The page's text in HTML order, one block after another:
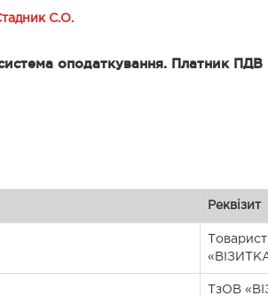
С.О.
оподаткування. Платник ПДВ
Реквізит
ТзОВ